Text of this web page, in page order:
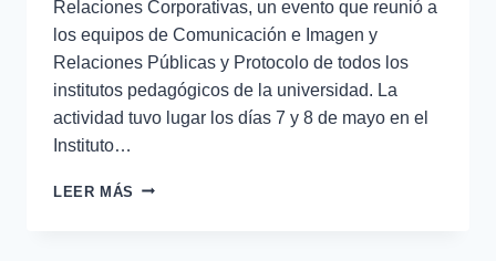
Relaciones Corporativas, un evento que reunió a
los equipos de Comunicación e Imagen y
Relaciones Públicas y Protocolo de todos los
institutos pedagógicos de la universidad. La
actividad tuvo lugar los días 7 y 8 de mayo en el
Instituto…
LEER MÁS